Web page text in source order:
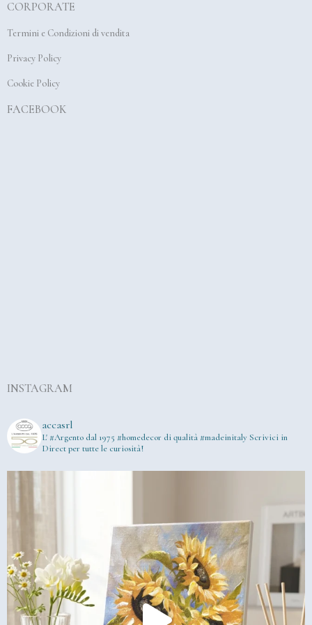
o
o
g
r
e
CORPORATE
Termini e Condizioni di vendita
Privacy Policy
Cookie Policy
FACEBOOK
INSTAGRAM
accasrl
L' #Argento dal 1975 #homedecor di qualità #madeinitaly Scrivici in
Direct per tutte le curiosità!